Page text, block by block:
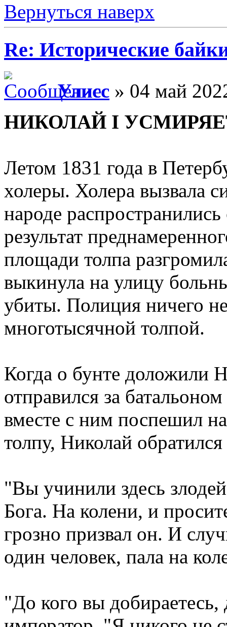
Вернуться наверх
Re: Исторические
Улисс » 04 май
НИКОЛАЙ I
Летом 1831 года в
холеры. Холера вызвала
народе
результат
площади толпа
выкинула на улицу
убиты. Полиция ничего
многотысячной толпой.
Когда о бунте доложили
отправился за
вместе с ним поспешил
толпу, Николай
"Вы учинили здесь
Бога. На колени, и
грозно призвал он. И
один человек, пала на
"До кого вы